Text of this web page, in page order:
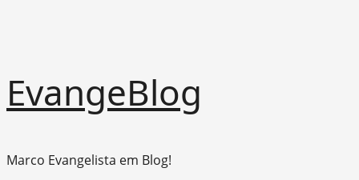
to
content
EvangeBlog
Marco Evangelista em Blog!